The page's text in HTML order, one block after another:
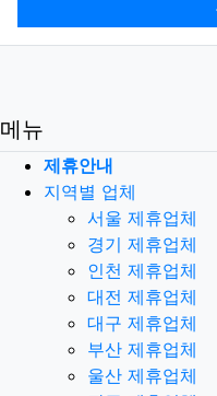
메뉴
제휴안내
지역별 업체
서울 제휴업체
경기 제휴업체
인천 제휴업체
대전 제휴업체
대구 제휴업체
부산 제휴업체
울산 제휴업체